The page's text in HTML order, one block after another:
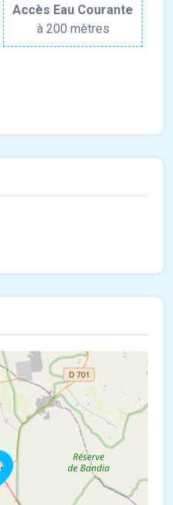
Accès Eau Courante
à 200 mètres